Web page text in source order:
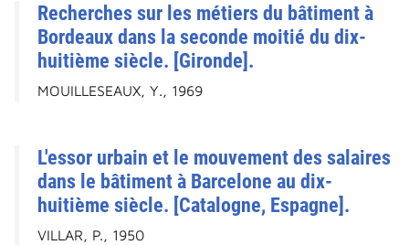
Recherches sur les métiers du bâtiment à
Bordeaux dans la seconde moitié du dix-
huitième siècle. [Gironde].
MOUILLESEAUX, Y., 1969
L'essor urbain et le mouvement des salaires
dans le bâtiment à Barcelone au dix-
huitième siècle. [Catalogne, Espagne].
VILLAR, P., 1950